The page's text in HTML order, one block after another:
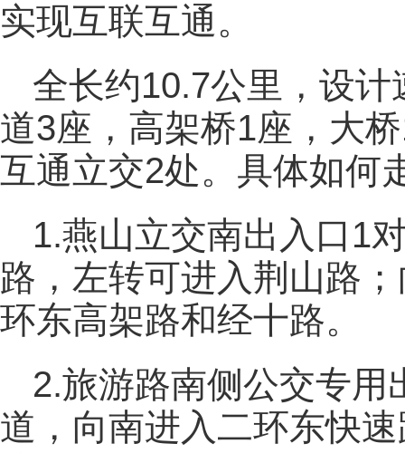
实现互联互通。
全长约10.7公里，设
道3座，高架桥1座，大
互通立交2处。具体如何
1.燕山立交南出入口1
路，左转可进入荆山路
环东高架路和经十路。
2.旅游路南侧公交专用
道，向南进入二环东快